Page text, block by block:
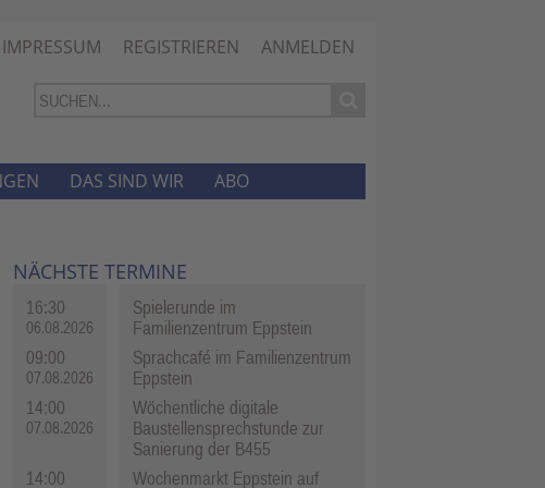
IMPRESSUM REGISTRIEREN ANMELDEN
NÄCHSTE TERMINE
16:30
06.08.2026
Spielerunde im
Familienzentrum Eppstein
09:00
07.08.2026
Sprachcafé im Familienzentrum
Eppstein
14:00
07.08.2026
Wöchentliche digitale
Baustellensprechstunde zur
Sanierung der B455
14:00
Wochenmarkt Eppstein auf
DAS SIND WIR ABO